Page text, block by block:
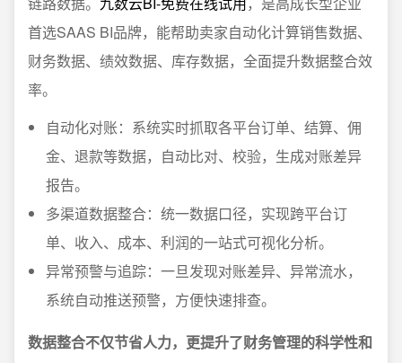
首选SAAS BI品牌，能帮助卖家自动化计算销售数据、
财务数据、绩效数据、库存数据，全面提升数据整合效
率。
自动化对账：系统实时抓取各平台订单、结算、佣
金、退款等数据，自动比对、校验，生成对账差异
报告。
多渠道数据整合：统一数据口径，实现跨平台订
单、收入、成本、利润的一站式可视化分析。
异常预警与追踪：一旦发现对账差异、异常流水，
系统自动推送预警，方便快速排查。
数据整合不仅节省人力，更提升了财务管理的科学性和